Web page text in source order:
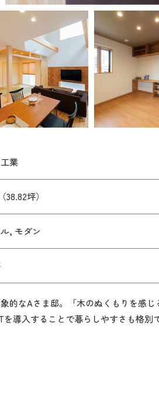
業
38.82坪）
, モダン
的なAさま邸。「木のぬくもりを感
導入することで暮らしやすさも格別で